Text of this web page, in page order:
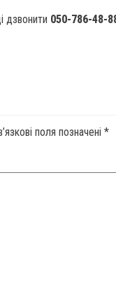
дзвонити 050-786-48-
поля позначені*